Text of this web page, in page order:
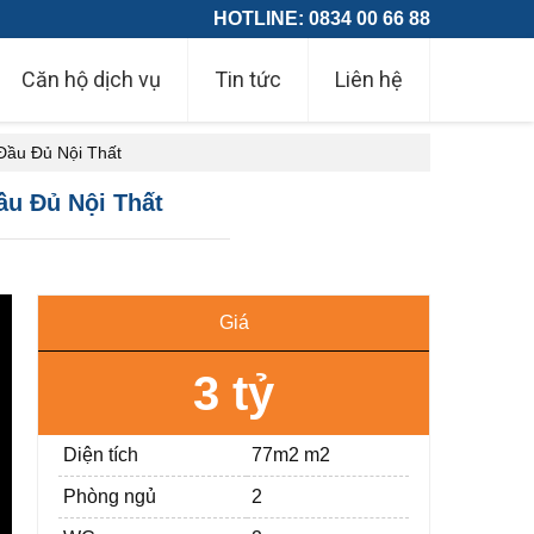
HOTLINE: 0834 00 66 88
Căn hộ dịch vụ Tin tức Liên hệ
Đủ Nội Thất
Đủ Nội Thất
Giá
3 tỷ
Diện tích 77m2 m2
Phòng ngủ 2